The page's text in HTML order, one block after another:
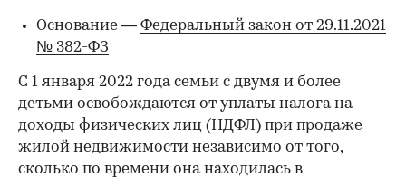
Основание — Федеральный закон от 29.11.2021
№ 382-ФЗ
С 1 января 2022 года семьи с двумя и более
детьми освобождаются от уплаты налога на
доходы физических лиц (НДФЛ) при продаже
жилой недвижимости независимо от того,
сколько по времени она находилась в